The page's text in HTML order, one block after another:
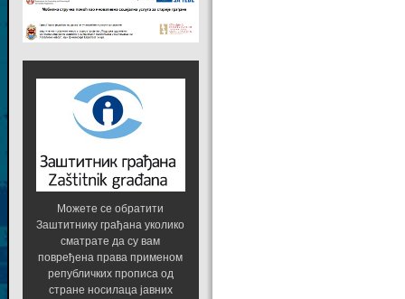
Можете се обратити
Заштитнику грађана уколико
сматрате да су вам
повређена права применом
републичких прописа од
стране носилаца јавних